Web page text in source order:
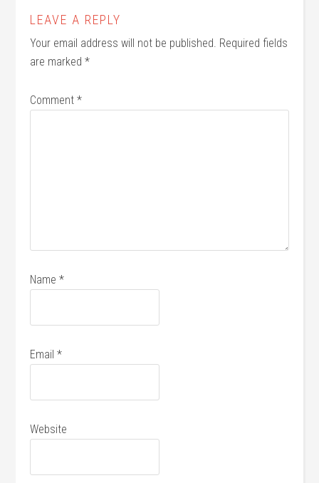
LEAVE A REPLY
Your email address will not be published. Required fields
are marked*
Comment*
Name*
Email*
Website